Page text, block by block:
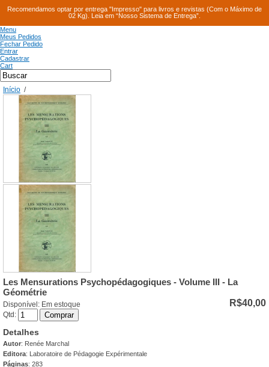
Recomendamos optar por entrega "Impresso" para livros e revistas (Com o Máximo de
02 Kg). Leia em “Nosso Sistema de Entrega”.
Menu
Meus Pedidos
Fechar Pedido
Entrar
Cadastrar
Cart
Início /
Les Mensurations Psychopédagogiques - Volume III - La
Géométrie
Disponível: Em estoque R$40,00
Qtd: Comprar
Detalhes
Autor: Renée Marchal
Editora: Laboratoire de Pédagogie Expérimentale
Páginas: 283